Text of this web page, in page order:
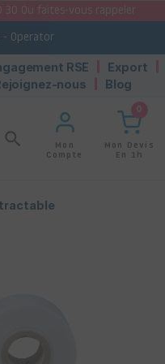
Ou faites-vous rappeler
- Operator
RSE
Export
nous Blog
search
Mon
Compte
0
Mon Devis
En 1h